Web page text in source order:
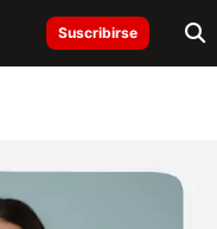
Suscribirse